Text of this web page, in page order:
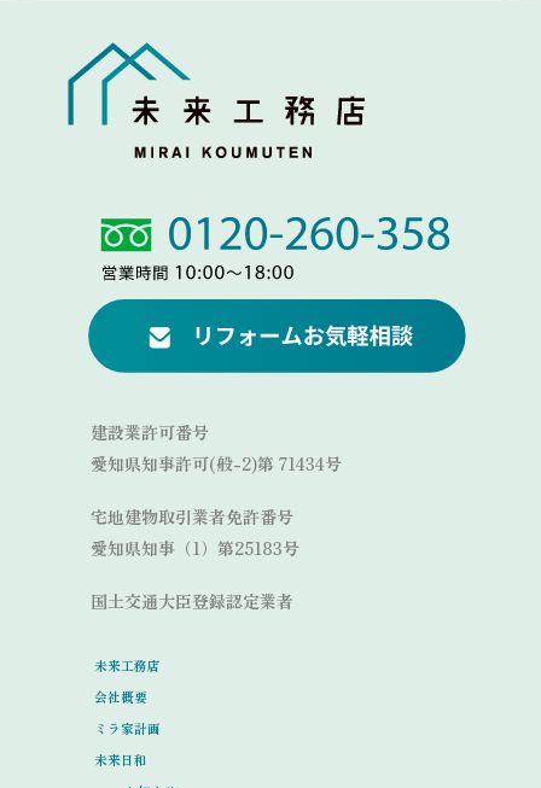
Link
Link
建設業許可番号
愛知県知事許可(般-2)第 71434号
宅地建物取引業者免許番号
愛知県知事（1）第25183号
国土交通大臣登録認定業者
未来工務店
会社概要
ミラ家計画
未来日和